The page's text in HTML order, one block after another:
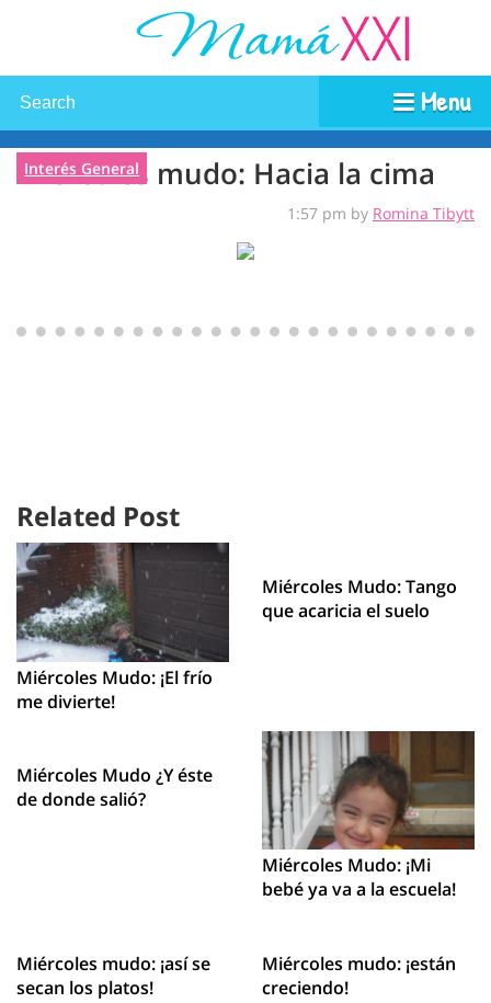
Menu
Miércoles mudo: Hacia la cima
Interés General
1:57 pm by Romina Tibytt
Related Post
Miércoles Mudo: ¡El frío
me divierte!
Miércoles Mudo: Tango
que acaricia el suelo
Miércoles Mudo ¿Y éste
de donde salió?
Miércoles Mudo: ¡Mi
bebé ya va a la escuela!
Miércoles mudo: ¡así se
secan los platos!
Miércoles mudo: ¡están
creciendo!